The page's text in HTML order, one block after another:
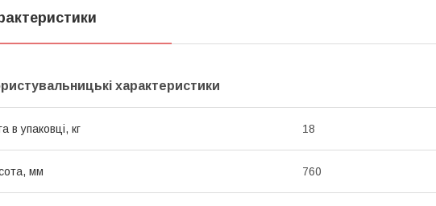
характеристики
в упаковці, кг 18
мм 760